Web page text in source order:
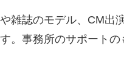
雑誌のモデル、CM出
。事務所のサポート